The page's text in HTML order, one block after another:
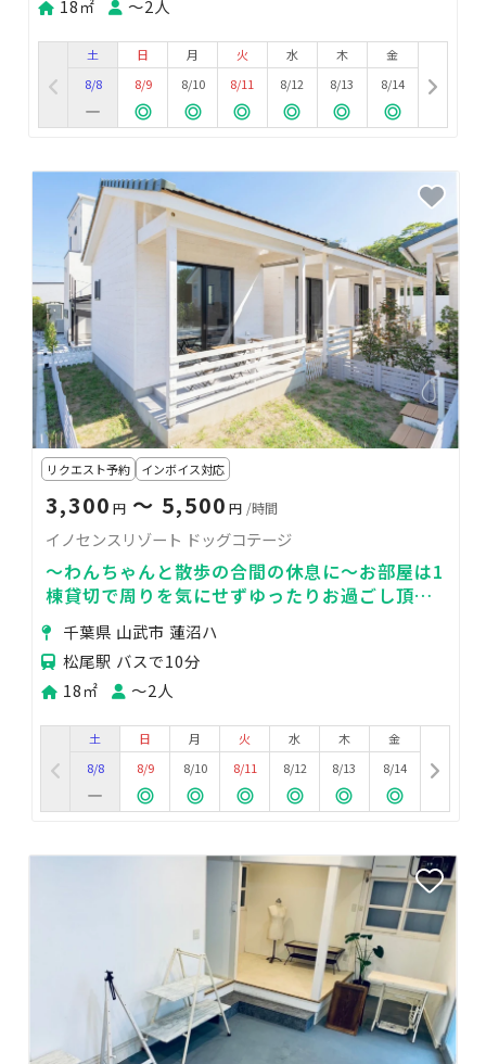
18㎡
〜2人
土
8/8
日
8/9
月
8/10
火
8/11
水
8/12
木
8/13
金
8/14
リクエスト予約 インボイス対応
3,300 円〜 5,500 円 /時間
イノセンスリゾート ドッグコテージ
～わんちゃんと散歩の合間の休息に～お部屋は1
棟貸切で周りを気にせずゆったりお過ごし頂け
ます。わんちゃん同伴でのBBQも！
千葉県 山武市 蓮沼ハ
松尾駅 バスで10分
18㎡
〜2人
土
8/8
日
8/9
月
8/10
火
8/11
水
8/12
木
8/13
金
8/14